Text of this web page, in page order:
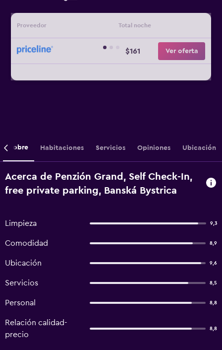
Proveedor Total noche
$161 Ver oferta
Sobre Habitaciones Servicios Opiniones Ubicación
Acerca de Penzión Grand, Self Check-In,
free private parking, Banská Bystrica
Limpieza 9,3
Comodidad 8,9
Ubicación 9,6
Servicios 8,5
Personal 8,8
Relación calidad-
precio
8,8